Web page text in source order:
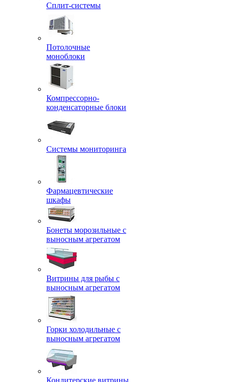
Сплит-системы
Потолочные
моноблоки
Компрессорно-
конденсаторные блоки
Системы мониторинга
Фармацевтические
шкафы
Бонеты морозильные с
выносным агрегатом
Витрины для рыбы с
выносным агрегатом
Горки холодильные с
выносным агрегатом
Кондитерские витрины